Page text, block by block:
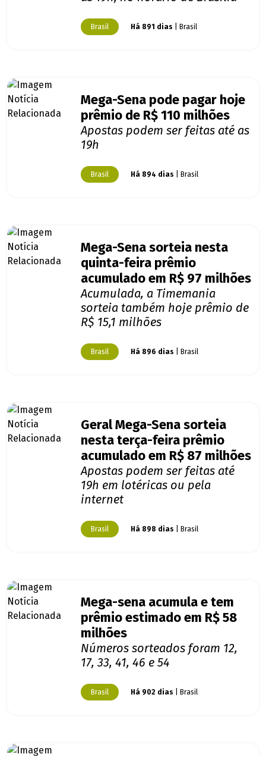
Brasil Há 891 dias | Brasil
Mega-Sena pode pagar hoje
prêmio de R$ 110 milhões
Apostas podem ser feitas até as
19h
Brasil Há 894 dias | Brasil
Mega-Sena sorteia nesta
quinta-feira prêmio
acumulado em R$ 97 milhões
Acumulada, a Timemania
sorteia também hoje prêmio de
R$ 15,1 milhões
Brasil Há 896 dias | Brasil
Geral Mega-Sena sorteia
nesta terça-feira prêmio
acumulado em R$ 87 milhões
Apostas podem ser feitas até
19h em lotéricas ou pela
internet
Brasil Há 898 dias | Brasil
Mega-sena acumula e tem
prêmio estimado em R$ 58
milhões
Números sorteados foram 12,
17, 33, 41, 46 e 54
Brasil Há 902 dias | Brasil